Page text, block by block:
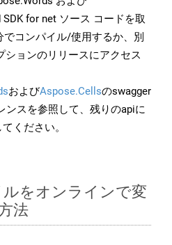
for net ソース コードを取
でコンパイル/使用するか、別
ションのリリースにアクセス
およびAspose.Cellsのswagger
ンスを参照して、残りのapiに
ください。
をオンラインで変
法